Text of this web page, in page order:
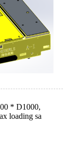
* D1000,
loading sa